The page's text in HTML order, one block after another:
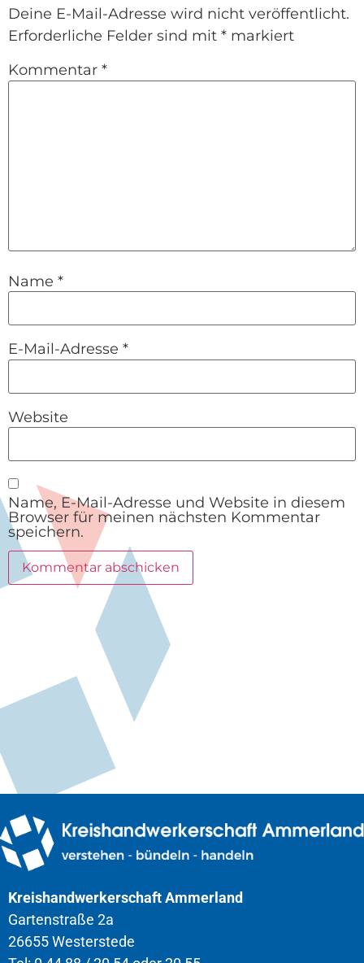
Deine E-Mail-Adresse wird nicht veröffentlicht.
Erforderliche Felder sind mit * markiert
Kommentar *
Name *
E-Mail-Adresse *
Website
Name, E-Mail-Adresse und Website in diesem
Browser für meinen nächsten Kommentar
speichern.
Kreishandwerkerschaft Ammerland
Gartenstraße 2a
26655 Westerstede